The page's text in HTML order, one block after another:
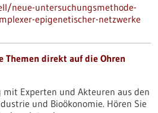
neue-untersuchungsmethode-
epigenetischer-netzwerke
Themen direkt auf die Ohren
Experten und Akteuren aus den
und Bioökonomie. Hören Sie